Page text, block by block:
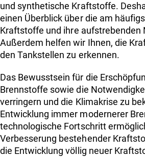
und synthetische Kraftstoffe.
einen Überblick über die am
Kraftstoffe und ihre aufstrebenden
Außerdem helfen wir Ihnen, die
den Tankstellen zu erkennen.
Das Bewusstsein für die
Brennstoffe sowie die
verringern und die Klimakrise zu
Entwicklung immer modernerer
technologische Fortschritt
Verbesserung bestehender
die Entwicklung völlig neuer